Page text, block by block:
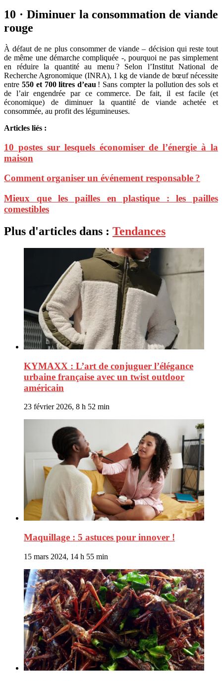
10 · Diminuer la consommation de viande
rouge
À défaut de ne plus consommer de viande – décision qui reste tout
de même une démarche compliquée -, pourquoi ne pas simplement
en réduire la quantité au menu ? Selon l’Institut National de
Recherche Agronomique (INRA), 1 kg de viande de bœuf nécessite
entre 550 et 700 litres d’eau ! Sans compter la pollution des sols et
de l’air engendrée par ce commerce. De fait, il est facile (et
économique) de diminuer la quantité de viande achetée et
consommée, au profit des légumineuses.
Articles liés :
10 postes sur lesquels économiser de l’énergie à la
maison
Comment organiser un événement responsable ?
Mieux que les pailles en plastique : les pailles
comestibles
Plus d'articles dans : Tendances
KYMAXX : L’art de conjuguer l’élégance
urbaine française avec un twist outdoor
américain
23 février 2026, 8 h 52 min
Maquillage : 5 astuces pour innover !
15 mars 2024, 14 h 55 min